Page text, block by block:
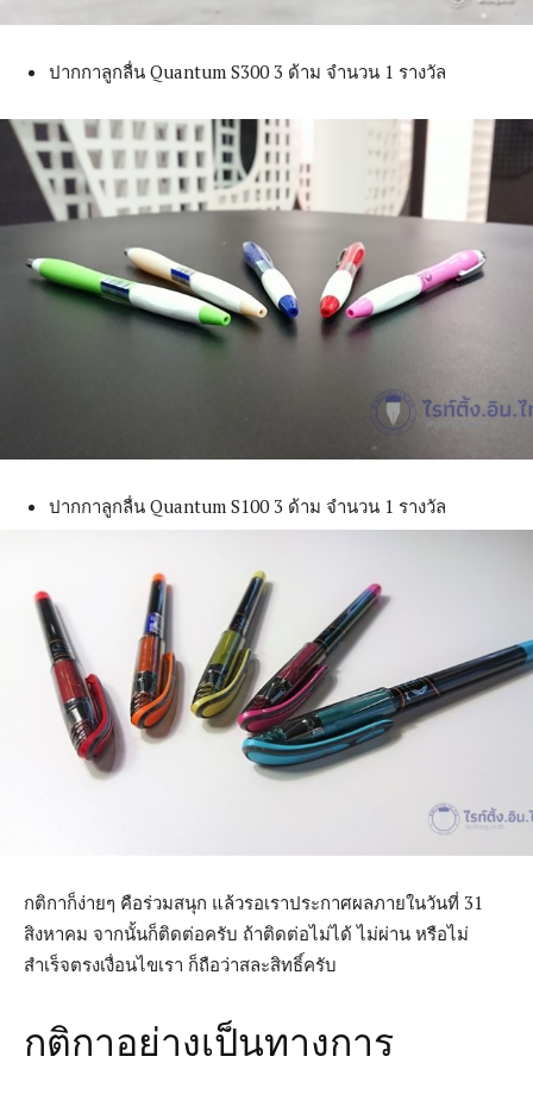
ปากกาลูกลื่น Quantum S300 3 ด้าม จำนวน 1 รางวัล
ปากกาลูกลื่น Quantum S100 3 ด้าม จำนวน 1 รางวัล
กติกาก็ง่ายๆ คือร่วมสนุก แล้วรอเราประกาศผลภายในวันที่ 31
สิงหาคม จากนั้นก็ติดต่อครับ ถ้าติดต่อไม่ได้ ไม่ผ่าน หรือไม่
สำเร็จตรงเงื่อนไขเรา ก็ถือว่าสละสิทธิ์ครับ
กติกาอย่างเป็นทางการ